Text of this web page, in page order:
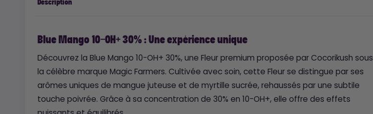
Description
Blue Mango 10-OH+ 30% : Une expérience unique
Découvrez la Blue Mango 10-OH+ 30%, une Fleur premium proposée par Cocorikush sous
la célèbre marque Magic Farmers. Cultivée avec soin, cette Fleur se distingue par ses
arômes uniques de mangue juteuse et de myrtille sucrée, rehaussés par une subtile
touche poivrée. Grâce à sa concentration de 30% en 10-OH+, elle offre des effets